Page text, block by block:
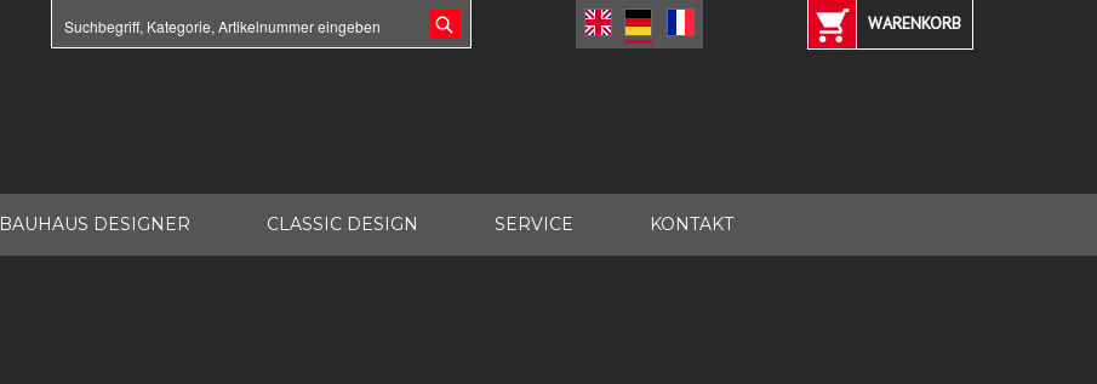
WARENKORB
BAUHAUS DESIGNER CLASSIC DESIGN SERVICE KONTAKT